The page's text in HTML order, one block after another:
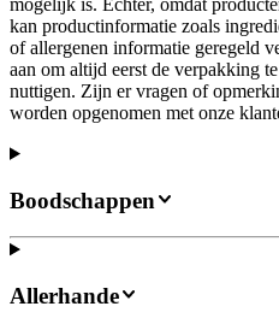
kan productinformatie zoals
of allergenen informatie geregeld
aan om altijd eerst de verpakking
nuttigen. Zijn er vragen of
worden opgenomen met onze
Boodschappen
Allerhande